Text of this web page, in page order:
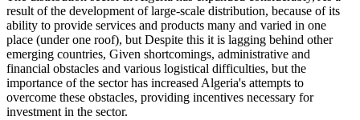
result of the development of large-scale distribution, because of its
ability to provide services and products many and varied in one
place (under one roof), but Despite this it is lagging behind other
emerging countries, Given shortcomings, administrative and
financial obstacles and various logistical difficulties, but the
importance of the sector has increased Algeria's attempts to
overcome these obstacles, providing incentives necessary for
investment in the sector.